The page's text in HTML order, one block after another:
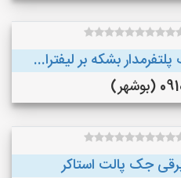
بشکه بر لیفترا...
جک پالت استاکر